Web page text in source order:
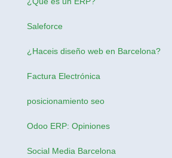
Saleforce
¿Haceis diseño web en Barcelona?
Factura Electrónica
posicionamiento seo
Odoo ERP: Opiniones
Social Media Barcelona